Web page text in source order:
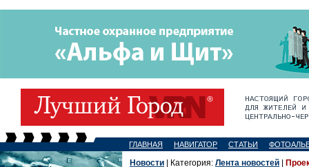
ГЛАВНАЯ НАВИГАТОР СТАТЬИ
Новости | Категория: Лента новостей